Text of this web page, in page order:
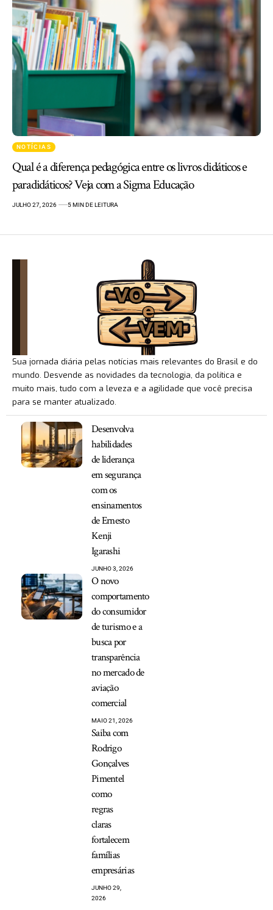
NOTÍCIAS
Qual é a diferença pedagógica entre os livros didáticos e
paradidáticos? Veja com a Sigma Educação
JULHO 27, 2026 5 MIN DE LEITURA
Sua jornada diária pelas notícias mais relevantes do Brasil e do
mundo. Desvende as novidades da tecnologia, da política e
muito mais, tudo com a leveza e a agilidade que você precisa
para se manter atualizado.
Desenvolva
habilidades
de liderança
em segurança
com os
ensinamentos
de Ernesto
Kenji
Igarashi
JUNHO 3, 2026
O novo
comportamento
do consumidor
de turismo e a
busca por
transparência
no mercado de
aviação
comercial
MAIO 21, 2026
Saiba com
Rodrigo
Gonçalves
Pimentel
como
regras
claras
fortalecem
famílias
empresárias
JUNHO 29,
2026